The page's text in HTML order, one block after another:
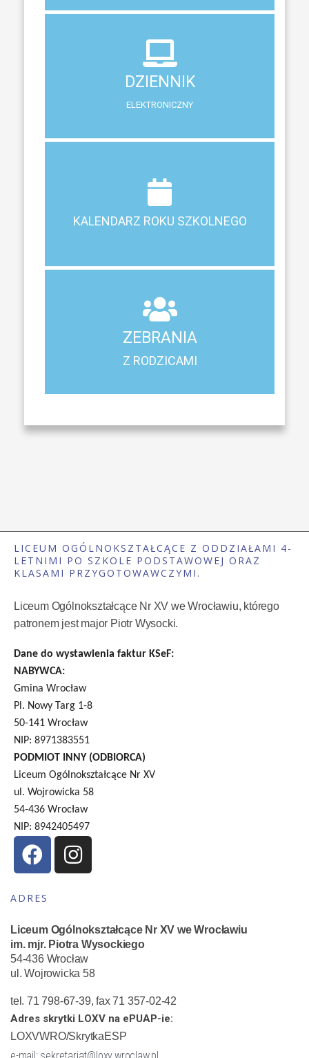
DZIENNIK
ELEKTRONICZNY
DZIENNIK
ELEKTRONICZNY
System zewnętrzny do śledzenia postępów w nauce
KALENDARZ ROKU SZKOLNEGO
KALENDARZ ROKU SZKOLNEGO
Terminy ferii, matur, zebrań i klasyfikacji
ZEBRANIA
Z RODZICAMI
Z RODZICAMI
Harmonogram spotkań i konsultacji z rodzicami
LICEUM OGÓLNOKSZTAŁCĄCE Z ODDZIAŁAMI 4-
LETNIMI PO SZKOLE PODSTAWOWEJ ORAZ
KLASAMI PRZYGOTOWAWCZYMI.
Liceum Ogólnokształcące Nr XV we Wrocławiu, którego
patronem jest major Piotr Wysocki.
Dane do wystawienia faktur KSeF:
NABYWCA:
Gmina Wrocław
Pl. Nowy Targ 1-8
50-141 Wrocław
NIP: 8971383551
PODMIOT INNY (ODBIORCA)
Liceum Ogólnokształcące Nr XV
ul. Wojrowicka 58
54-436 Wrocław
NIP: 8942405497
ADRES
Liceum Ogólnokształcące Nr XV we Wrocławiu
im. mjr. Piotra Wysockiego
54-436 Wrocław
ul. Wojrowicka 58
tel. 71 798-67-39, fax 71 357-02-42
Adres skrytki LOXV na ePUAP-ie:
LOXVWRO/SkrytkaESP